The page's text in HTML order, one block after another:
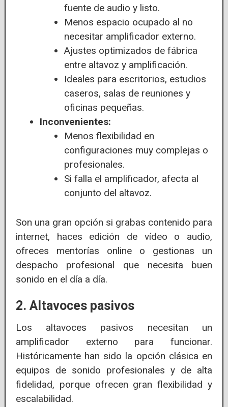
fuente de audio y listo.
Menos espacio ocupado al no
necesitar amplificador externo.
Ajustes optimizados de fábrica
entre altavoz y amplificación.
Ideales para escritorios, estudios
caseros, salas de reuniones y
oficinas pequeñas.
Inconvenientes:
Menos flexibilidad en
configuraciones muy complejas o
profesionales.
Si falla el amplificador, afecta al
conjunto del altavoz.
Son una gran opción si grabas contenido para
internet, haces edición de vídeo o audio,
ofreces mentorías online o gestionas un
despacho profesional que necesita buen
sonido en el día a día.
2. Altavoces pasivos
Los altavoces pasivos necesitan un
amplificador externo para funcionar.
Históricamente han sido la opción clásica en
equipos de sonido profesionales y de alta
fidelidad, porque ofrecen gran flexibilidad y
escalabilidad.